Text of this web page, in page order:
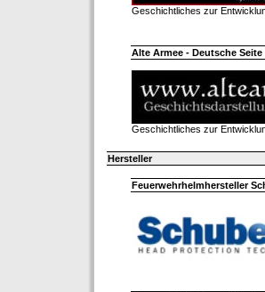
Geschichtliches zur
Alte Armee - Deutsche Seite
Geschichtliches zur
Hersteller
Feuerwehrhelmhersteller